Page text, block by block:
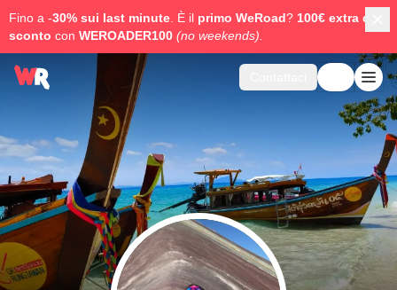
Fino a -30% sui last minute . È il primo WeRoad? 100€ extra di
sconto con WEROADER100 (no weekends).